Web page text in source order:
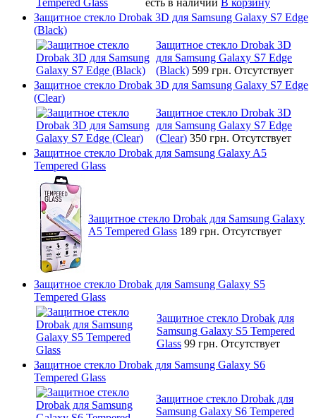
Защитное стекло Drobak 3D для Samsung Galaxy S7 Edge
(Black)
Защитное стекло Drobak 3D
для Samsung Galaxy S7 Edge
(Black) 599 грн. Отсутствует
Защитное стекло Drobak 3D для Samsung Galaxy S7 Edge
(Clear)
Защитное стекло Drobak 3D
для Samsung Galaxy S7 Edge
(Clear) 350 грн. Отсутствует
Защитное стекло Drobak для Samsung Galaxy A5
Tempered Glass
Защитное стекло Drobak для Samsung Galaxy
A5 Tempered Glass 189 грн. Отсутствует
Защитное стекло Drobak для Samsung Galaxy S5
Tempered Glass
Защитное стекло Drobak для
Samsung Galaxy S5 Tempered
Glass 99 грн. Отсутствует
Защитное стекло Drobak для Samsung Galaxy S6
Tempered Glass
Защитное стекло Drobak для
Samsung Galaxy S6 Tempered